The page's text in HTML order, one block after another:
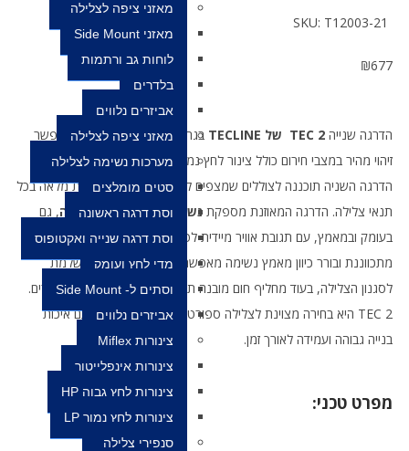
מאזני ציפה לצלילה
מאזני Side Mount
לוחות גב ורתמות
בלדרים
אביזרים נלווים
מאזני ציפה לצלילה
מערכות נשימה לצלילה
סטים מומלצים
וסת דרגה ראשונה
וסת דרגה שנייה ואקטופוס
מדי לחץ ועומק
וסתים ל- Side Mount
אביזרים נלווים
צינורות Miflex
צינורות אינפלייטור
צינורות לחץ גבוה HP
צינורות לחץ נמוך LP
סנפירי צלילה
SKU: T12003-21
₪677
הדרגה שנייהTEC 2 שלTECLINE
בגרסת אוקטופוס צהובה המאפשר
זיהוי מהיר במצבי חירום כולל צינור לחץ נמוך צהוב באורך 90 ס”מ.
הדרגה השניה תוכננה לצוללים שמצפים לביצועים גבוהים ואמינות מלאה בכל
תנאי צלילה. הדרגה המאוזנת מספקתנשימה חלקה, יציבה וקלה
, גם
בעומק ובמאמץ, עם תגובת אוויר מיידית לפי דרישת הצולל. מערכת Venturi
מתכווננת ובורר כיוון מאמץ נשימה מאפשרים התאמה אישית מושלמת
לסגנון הצלילה, בעוד מחליף חום מובנה תורם לעמידות מצוינת במים קרים.
TEC 2 היא בחירה מצוינת לצלילה ספורטיבית וצלילה טכנית, עם איכות
בנייה גבוהה ועמידה לאורך זמן.
מפרט טכני: